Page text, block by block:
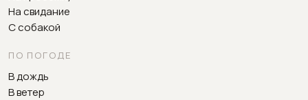
На свидание
С собакой
ПО ПОГОДЕ
В дождь
В ветер